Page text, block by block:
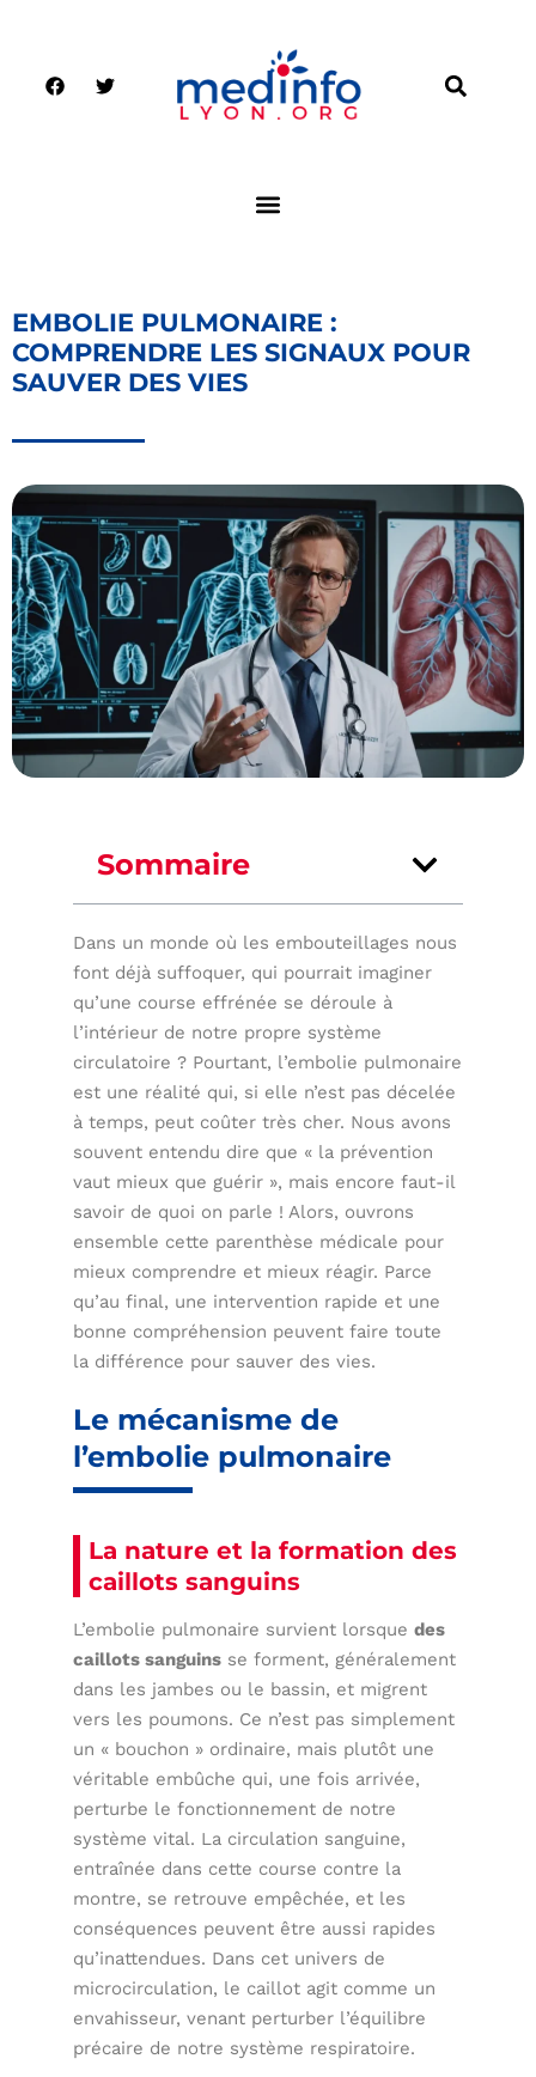
EMBOLIE PULMONAIRE :
COMPRENDRE LES SIGNAUX POUR
SAUVER DES VIES
Sommaire
Dans un monde où les embouteillages nous
font déjà suffoquer, qui pourrait imaginer
qu’une course effrénée se déroule à
l’intérieur de notre propre système
circulatoire ? Pourtant, l’embolie pulmonaire
est une réalité qui, si elle n’est pas décelée
à temps, peut coûter très cher. Nous avons
souvent entendu dire que « la prévention
vaut mieux que guérir », mais encore faut-il
savoir de quoi on parle ! Alors, ouvrons
ensemble cette parenthèse médicale pour
mieux comprendre et mieux réagir. Parce
qu’au final, une intervention rapide et une
bonne compréhension peuvent faire toute
la différence pour sauver des vies.
Le mécanisme de
l’embolie pulmonaire
La nature et la formation des
caillots sanguins
L’embolie pulmonaire survient lorsquedes
caillots sanguins se forment, généralement
dans les jambes ou le bassin, et migrent
vers les poumons. Ce n’est pas simplement
un « bouchon » ordinaire, mais plutôt une
véritable embûche qui, une fois arrivée,
perturbe le fonctionnement de notre
système vital. La circulation sanguine,
entraînée dans cette course contre la
montre, se retrouve empêchée, et les
conséquences peuvent être aussi rapides
qu’inattendues. Dans cet univers de
microcirculation, le caillot agit comme un
envahisseur, venant perturber l’équilibre
précaire de notre système respiratoire.